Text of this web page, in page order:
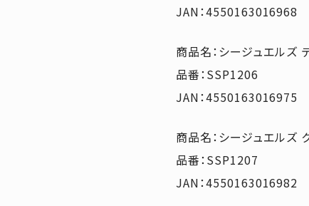
JAN：4550163016968
商品名：シージュエルズ
品番：SSP1206
JAN：4550163016975
商品名：シージュエルズ
品番：SSP1207
JAN：4550163016982